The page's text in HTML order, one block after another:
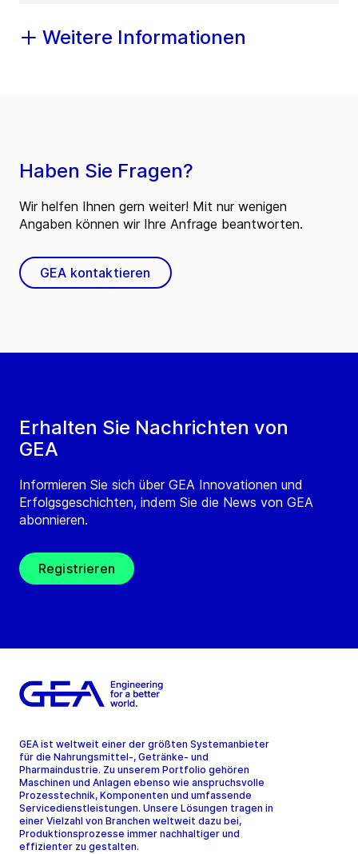
Weitere Informationen
Erhalten Sie Nachrichten von
GEA
Informieren Sie sich über GEA Innovationen und
Erfolgsgeschichten, indem Sie die News von GEA
abonnieren.
Registrieren
Haben Sie Fragen?
Wir helfen Ihnen gern weiter! Mit nur wenigen
Angaben können wir Ihre Anfrage beantworten.
GEA kontaktieren
GEA ist weltweit einer der größten Systemanbieter
für die Nahrungsmittel-, Getränke- und
Pharmaindustrie. Zu unserem Portfolio gehören
Maschinen und Anlagen ebenso wie anspruchsvolle
Prozesstechnik, Komponenten und umfassende
Servicedienstleistungen. Unsere Lösungen tragen in
einer Vielzahl von Branchen weltweit dazu bei,
Produktionsprozesse immer nachhaltiger und
effizienter zu gestalten.